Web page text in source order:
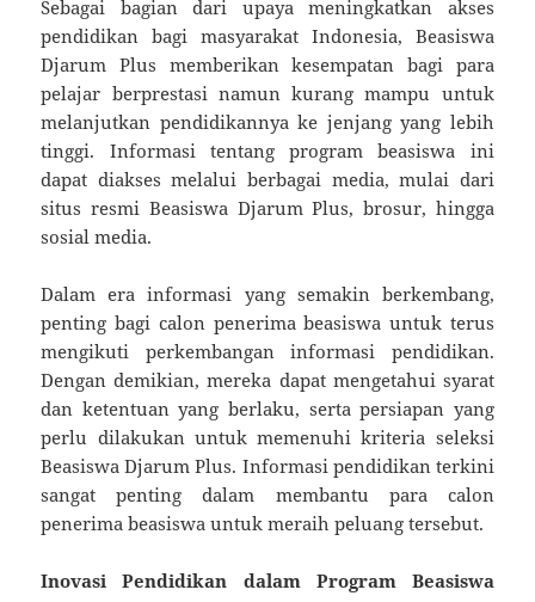
Sebagai bagian dari upaya meningkatkan akses
pendidikan bagi masyarakat Indonesia, Beasiswa
Djarum Plus memberikan kesempatan bagi para
pelajar berprestasi namun kurang mampu untuk
melanjutkan pendidikannya ke jenjang yang lebih
tinggi. Informasi tentang program beasiswa ini
dapat diakses melalui berbagai media, mulai dari
situs resmi Beasiswa Djarum Plus, brosur, hingga
sosial media.
Dalam era informasi yang semakin berkembang,
penting bagi calon penerima beasiswa untuk terus
mengikuti perkembangan informasi pendidikan.
Dengan demikian, mereka dapat mengetahui syarat
dan ketentuan yang berlaku, serta persiapan yang
perlu dilakukan untuk memenuhi kriteria seleksi
Beasiswa Djarum Plus. Informasi pendidikan terkini
sangat penting dalam membantu para calon
penerima beasiswa untuk meraih peluang tersebut.
Inovasi Pendidikan dalam Program Beasiswa